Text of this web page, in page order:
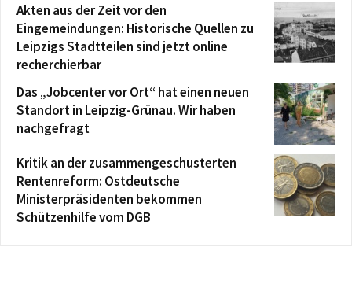
Akten aus der Zeit vor den
Eingemeindungen: Historische Quellen zu
Leipzigs Stadtteilen sind jetzt online
recherchierbar
Das „Jobcenter vor Ort“ hat einen neuen
Standort in Leipzig-Grünau. Wir haben
nachgefragt
Kritik an der zusammengeschusterten
Rentenreform: Ostdeutsche
Ministerpräsidenten bekommen
Schützenhilfe vom DGB